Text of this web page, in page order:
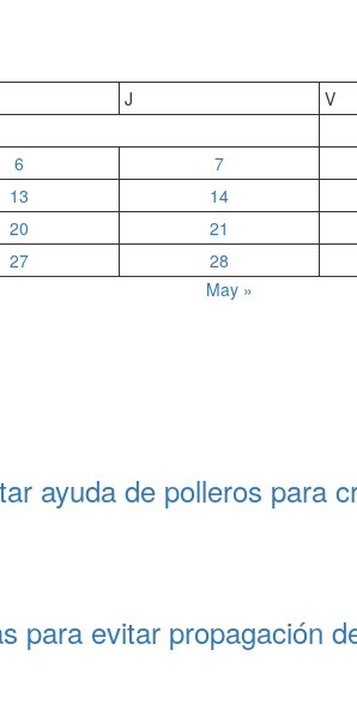
J V
6 7
13 14
20 21
27 28
May »
ayuda de polleros para
para evitar propagación